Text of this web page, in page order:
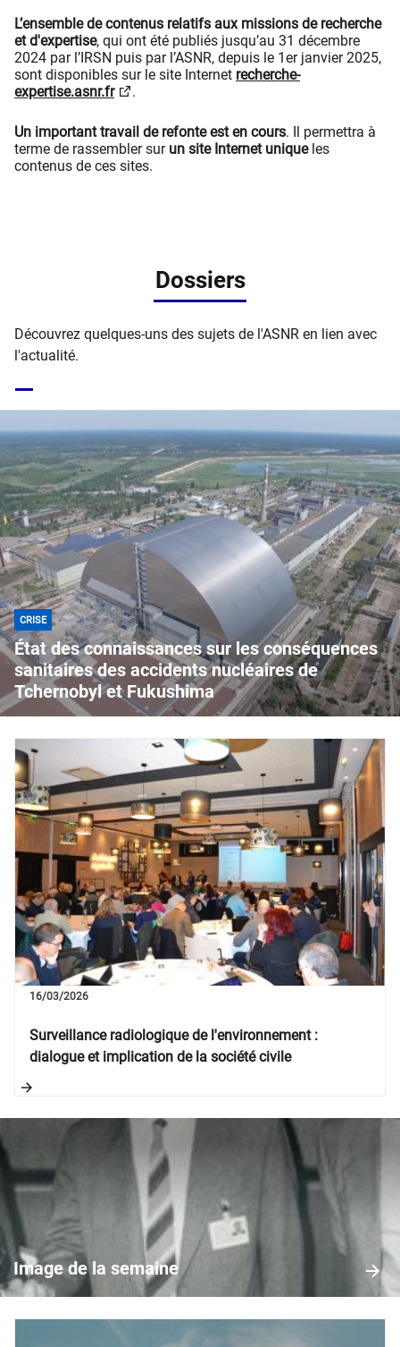
L’ensemble de contenus relatifs aux missions de recherche
et d'expertise, qui ont été publiés jusqu’au 31 décembre
2024 par l’IRSN puis par l’ASNR, depuis le 1er janvier 2025,
sont disponibles sur le site Internet recherche-
expertise.asnr.fr
.
Un important travail de refonte est en cours. Il permettra à
terme de rassembler sur un site Internet uniqueles
contenus de ces sites.
Dossiers
Découvrez quelques-uns des sujets de l'ASNR en lien avec
l'actualité.
CRISE
État des connaissances sur les conséquences
sanitaires des accidents nucléaires de
Tchernobyl et Fukushima
Image de la semaine
Image
de
semaine
Surveillance radiologique de l'environnement :
dialogue et implication de la société civile
16/03/2026